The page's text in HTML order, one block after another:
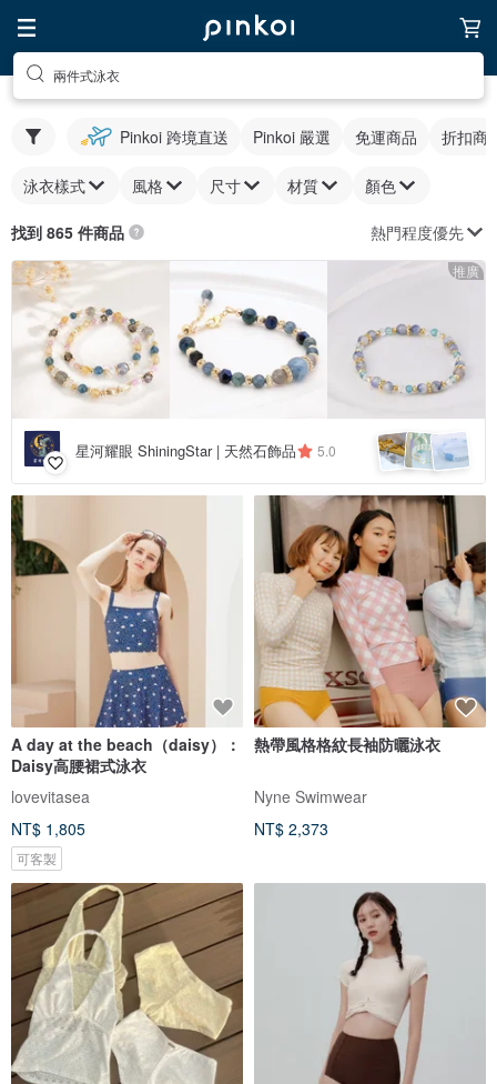
兩件式泳衣
Pinkoi 跨境直送 Pinkoi 嚴選 免運商品 折扣商
泳衣樣式 風格 尺寸 材質 顏色
找到 865 件商品 熱門程度優先
推廣
星河耀眼 ShiningStar | 天然石飾品 5.0
A day at the beach（daisy）：
Daisy高腰裙式泳衣
lovevitasea
NT$ 1,805
可客製
熱帶風格格紋長袖防曬泳衣
Nyne Swimwear
NT$ 2,373